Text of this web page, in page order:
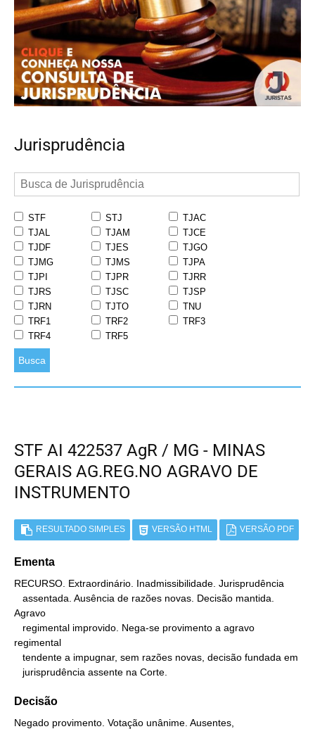
Jurisprudência
STF STJ
TJAC
TJAL
TJAM
TJCE
TJDF
TJES
TJGO
TJMG
TJMS
TJPA
TJPI
TJPR
TJRR
TJRS
TJSC
TJSP
TJRN
TJTO
TNU
TRF1
TRF2
TRF3
TRF4
TRF5
Busca
STF AI 422537 AgR / MG - MINAS
GERAIS AG.REG.NO AGRAVO DE
INSTRUMENTO
RESULTADO SIMPLES VERSÃO HTML VERSÃO PDF
Ementa
RECURSO. Extraordinário. Inadmissibilidade. Jurisprudência
Agravo
regimental
   jurisprudência assente na Corte.
Decisão
Negado provimento. Votação unânime. Ausentes,